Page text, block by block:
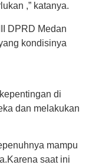
,” katanya.
DPRD Medan
kondisinya
di
dan melakukan
mampu
saat ini